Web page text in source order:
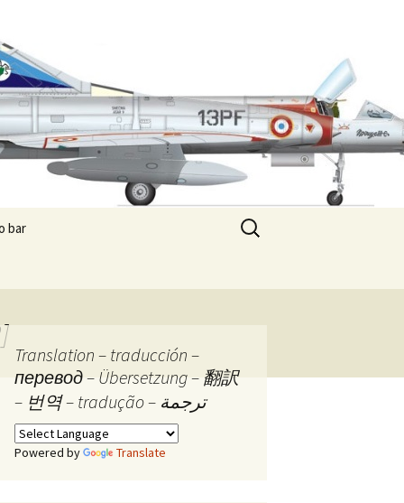
bar
commercial
de Pandore Les boîtes de Pandore –
Prologue
Les boîtes de Pandore –
Boîte n° 1
Rechercher :
Translation – traducción –
перевод – Übersetzung – 翻訳
– 번역 – tradução – ترجمة
Powered by Translate